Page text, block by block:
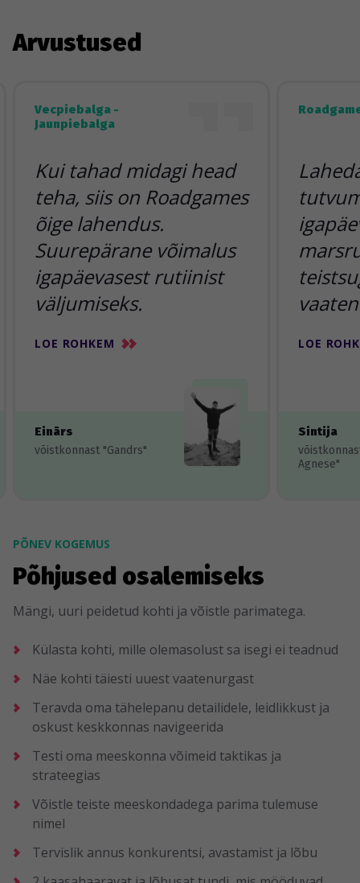
Arvustused
Vecpiebalga -
Jaunpiebalga
Kui tahad midagi head
teha, siis on Roadgames
õige lahendus.
Suurepärane võimalus
igapäevasest rutiinist
väljumiseks.
LOE ROHKEM
Einārs
võistkonnast "Gandrs"
LOE
Sintija
Agnese"
PÕNEV KOGEMUS
Põhjused osalemiseks
Mängi, uuri peidetud kohti ja võistle parimatega.
Külasta kohti, mille olemasolust sa isegi ei teadnud
Näe kohti täiesti uuest vaatenurgast
Teravda oma tähelepanu detailidele, leidlikkust ja
oskust keskkonnas navigeerida
Testi oma meeskonna võimeid taktikas ja
strateegias
Võistle teiste meeskondadega parima tulemuse
nimel
Tervislik annus konkurentsi, avastamist ja lõbu